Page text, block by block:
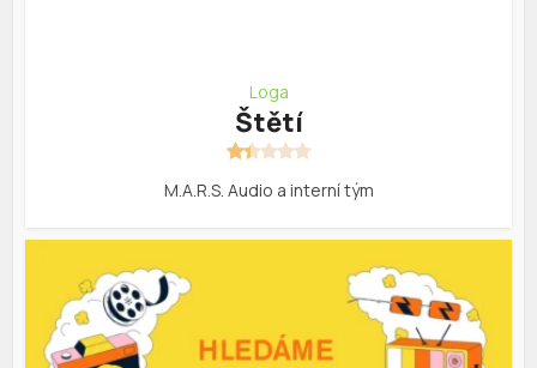
Loga
Štětí
M.A.R.S. Audio a interní tým